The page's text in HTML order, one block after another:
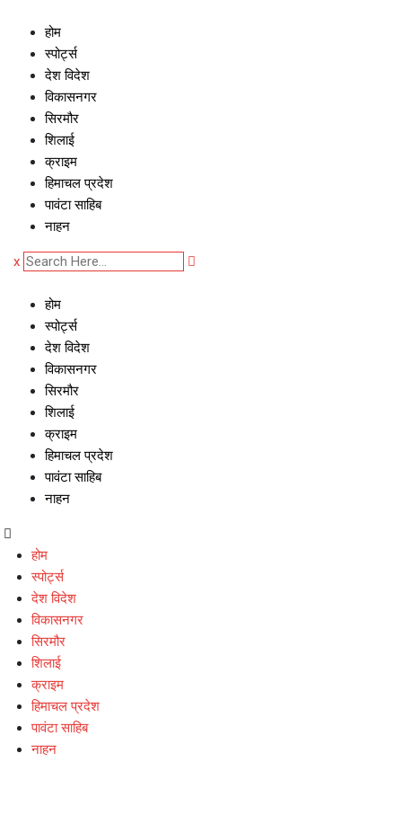
content
होम
स्पोर्ट्स
देश विदेश
विकासनगर
सिरमौर
शिलाई
क्राइम
हिमाचल प्रदेश
पावंटा साहिब
नाहन
x
होम
स्पोर्ट्स
देश विदेश
विकासनगर
सिरमौर
शिलाई
क्राइम
हिमाचल प्रदेश
पावंटा साहिब
नाहन
होम
स्पोर्ट्स
देश विदेश
विकासनगर
सिरमौर
शिलाई
क्राइम
हिमाचल प्रदेश
पावंटा साहिब
नाहन